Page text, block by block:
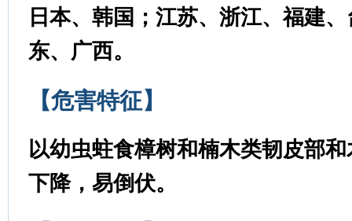
日本、韩国；江苏、浙江、福建
东、广西。
【危害特征】
以幼虫蛀食樟树和楠木类韧皮部
下降，易倒伏。